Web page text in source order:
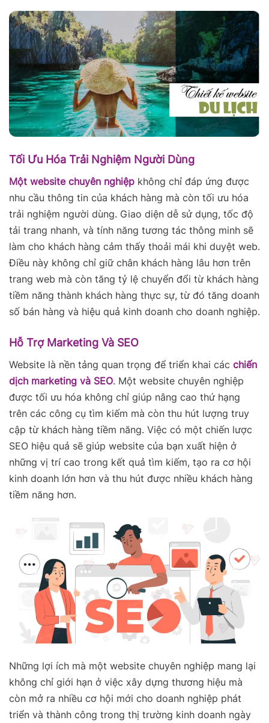
Tối Ưu Hóa Trải Nghiệm Người Dùng
Một website chuyên nghiệp không chỉ đáp ứng được
nhu cầu thông tin của khách hàng mà còn tối ưu hóa
trải nghiệm người dùng. Giao diện dễ sử dụng, tốc độ
tải trang nhanh, và tính năng tương tác thông minh sẽ
làm cho khách hàng cảm thấy thoải mái khi duyệt web.
Điều này không chỉ giữ chân khách hàng lâu hơn trên
trang web mà còn tăng tỷ lệ chuyển đổi từ khách hàng
tiềm năng thành khách hàng thực sự, từ đó tăng doanh
số bán hàng và hiệu quả kinh doanh cho doanh nghiệp.
Hỗ Trợ Marketing Và SEO
Website là nền tảng quan trọng để triển khai các chiến
dịch marketing và SEO. Một website chuyên nghiệp
được tối ưu hóa không chỉ giúp nâng cao thứ hạng
trên các công cụ tìm kiếm mà còn thu hút lượng truy
cập từ khách hàng tiềm năng. Việc có một chiến lược
SEO hiệu quả sẽ giúp website của bạn xuất hiện ở
những vị trí cao trong kết quả tìm kiếm, tạo ra cơ hội
kinh doanh lớn hơn và thu hút được nhiều khách hàng
tiềm năng hơn.
Những lợi ích mà một website chuyên nghiệp mang lại
không chỉ giới hạn ở việc xây dựng thương hiệu mà
còn mở ra nhiều cơ hội mới cho doanh nghiệp phát
triển và thành công trong thị trường kinh doanh ngày